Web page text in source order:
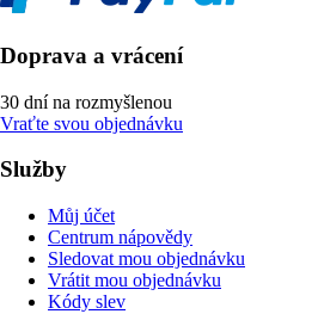
Doprava a vrácení
30 dní na rozmyšlenou
Vraťte svou objednávku
Služby
Můj účet
Centrum nápovědy
Sledovat mou objednávku
Vrátit mou objednávku
Kódy slev